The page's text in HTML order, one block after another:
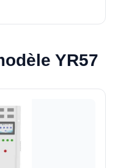
YR57